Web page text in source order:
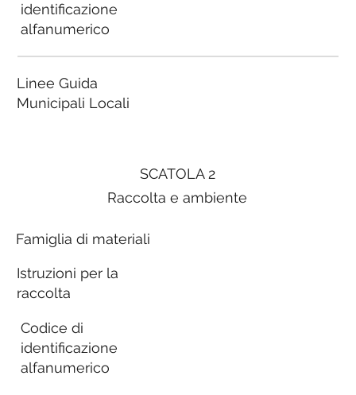
SCATOLA 2
Raccolta e ambiente
Famiglia di materiali
Istruzioni per la
raccolta
Codice di
identificazione
alfanumerico
identificazione
alfanumerico
Linee Guida
Municipali Locali